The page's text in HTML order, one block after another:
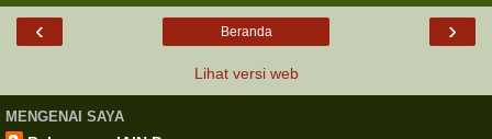
‹ ›
Beranda
Lihat versi web
MENGENAI SAYA